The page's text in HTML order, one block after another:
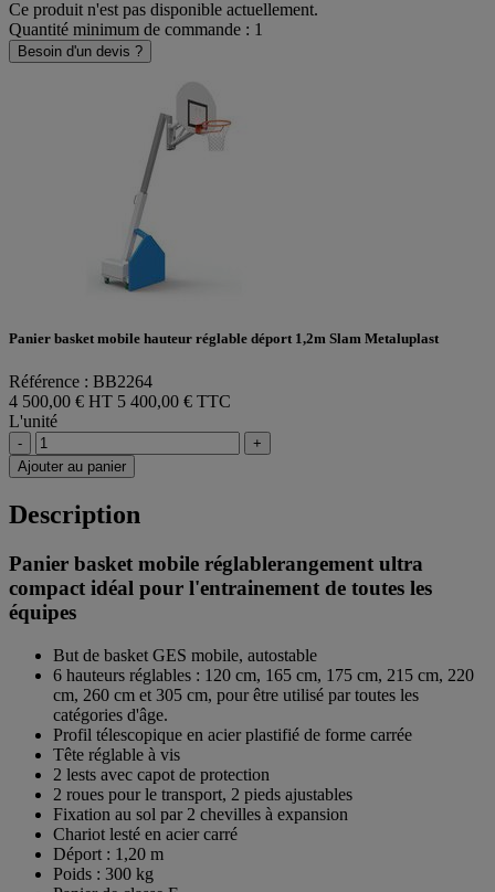
Ce produit n'est pas disponible actuellement.
Quantité minimum de commande : 1
Besoin d'un devis ?
Panier basket mobile hauteur réglable déport 1,2m Slam Metaluplast
Référence : BB2264
4 500,00 € HT 5 400,00 € TTC
L'unité
-
+
Ajouter au panier
Description
Panier basket mobile réglablerangement ultra
compact idéal pour l'entrainement de toutes les
équipes
But de basket GES mobile, autostable
6 hauteurs réglables : 120 cm, 165 cm, 175 cm, 215 cm, 220
cm, 260 cm et 305 cm, pour être utilisé par toutes les
catégories d'âge.
Profil télescopique en acier plastifié de forme carrée
Tête réglable à vis
2 lests avec capot de protection
2 roues pour le transport, 2 pieds ajustables
Fixation au sol par 2 chevilles à expansion
Chariot lesté en acier carré
Déport : 1,20 m
Poids : 300 kg